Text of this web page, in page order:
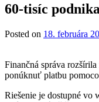
60-tisíc
Posted on 18. februára
Finančná správa
ponúknuť platbu
Riešenie je dostupné vo